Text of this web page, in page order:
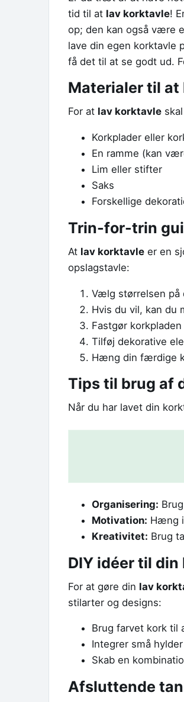
tid til at lav korktavle!
op; den kan også være
lave din egen korktavle
få det til at se godt ud.
Materialer til at
For at lav korktavle
Korkplader eller
En ramme (kan
Lim eller stifter
Saks
Forskellige
Trin-for-trin
At lav korktavle er en
opslagstavle:
Vælg størrelsen på
Hvis du vil, kan du
Fastgør
Tilføj dekorative
Hæng din færdige
Tips til brug af
Når du har lavet din
Organisering:
Motivation: Hæng
Kreativitet: Brug
DIY idéer til
For at gøre din lav
stilarter og designs:
Brug farvet kork til
Integrer små
Skab en
Afsluttende